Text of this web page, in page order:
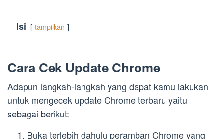
Isi tampilkan
Cara Cek Update Chrome
Adapun langkah-langkah yang dapat kamu lakukan
untuk mengecek update Chrome terbaru yaitu
sebagai berikut:
Buka terlebih dahulu peramban Chrome yang